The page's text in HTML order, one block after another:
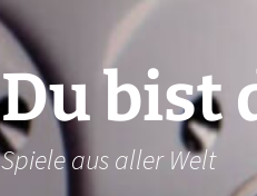
Du bist
Spiele aus aller Welt